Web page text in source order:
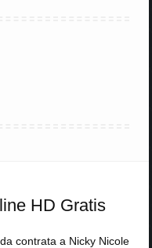
HD Gratis
contrata a Nicky Nicole